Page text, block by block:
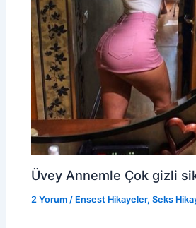
Üvey Annemle Çok gizli
2 Yorum / Ensest Hikayeler,Seks